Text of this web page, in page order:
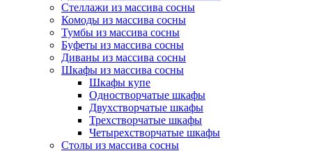
Стеллажи из массива сосны
Комоды из массива сосны
Тумбы из массива сосны
Буфеты из массива сосны
Диваны из массива сосны
Шкафы из массива сосны
Шкафы купе
Одностворчатые шкафы
Двухстворчатые шкафы
Трехстворчатые шкафы
Четырехстворчатые шкафы
Столы из массива сосны